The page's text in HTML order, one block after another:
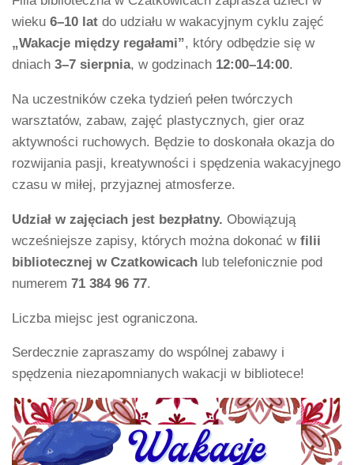
wieku 6–10 lat do udziału w wakacyjnym cyklu zajęć
„Wakacje między regałami”, który odbędzie się w
dniach 3–7 sierpnia, w godzinach 12:00–14:00.
Na uczestników czeka tydzień pełen twórczych
warsztatów, zabaw, zajęć plastycznych, gier oraz
aktywności ruchowych. Będzie to doskonała okazja do
rozwijania pasji, kreatywności i spędzenia wakacyjnego
czasu w miłej, przyjaznej atmosferze.
Udział w zajęciach jest bezpłatny. Obowiązują
wcześniejsze zapisy, których można dokonać w filii
bibliotecznej w Czatkowicach lub telefonicznie pod
numerem 71 384 96 77.
Liczba miejsc jest ograniczona.
Serdecznie zapraszamy do wspólnej zabawy i
spędzenia niezapomnianych wakacji w bibliotece!